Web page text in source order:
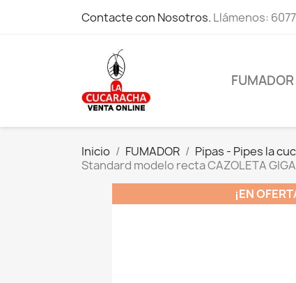
Contacte con Nosotros. Llámenos:
FUMADOR
Inicio FUMADOR Pipas - Pipes la
Standard modelo recta CAZOLETA
¡EN